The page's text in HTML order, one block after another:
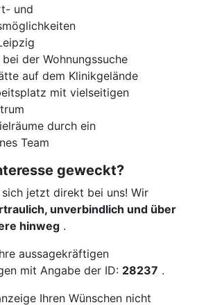
und
der Wohnungssuche
auf dem Klinikgelände
mit vielseitigen
durch ein
Team
geweckt?
jetzt direkt bei uns! Wir
unverbindlich und über
hinweg .
aussagekräftigen
mit Angabe der ID: 28237 .
Ihren Wünschen nicht